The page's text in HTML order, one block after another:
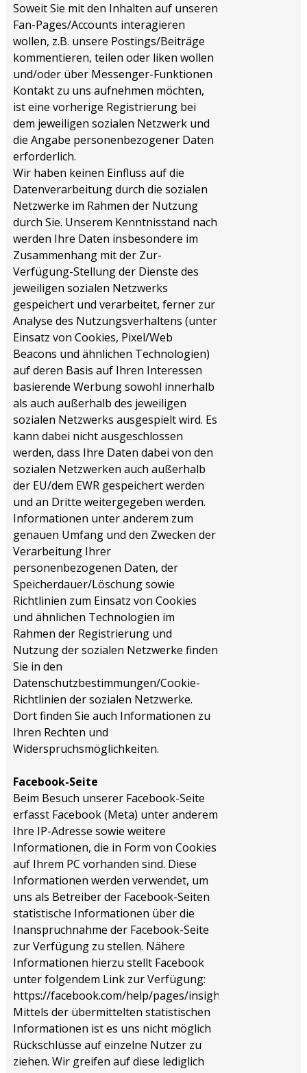
Soweit Sie mit den Inhalten auf unseren
Fan-Pages/Accounts interagieren
wollen, z.B. unsere Postings/Beiträge
kommentieren, teilen oder liken wollen
und/oder über Messenger-Funktionen
Kontakt zu uns aufnehmen möchten,
ist eine vorherige Registrierung bei
dem jeweiligen sozialen Netzwerk und
die Angabe personenbezogener Daten
erforderlich.
Wir haben keinen Einfluss auf die
Datenverarbeitung durch die sozialen
Netzwerke im Rahmen der Nutzung
durch Sie. Unserem Kenntnisstand nach
werden Ihre Daten insbesondere im
Zusammenhang mit der Zur-
Verfügung-Stellung der Dienste des
jeweiligen sozialen Netzwerks
gespeichert und verarbeitet, ferner zur
Analyse des Nutzungsverhaltens (unter
Einsatz von Cookies, Pixel/Web
Beacons und ähnlichen Technologien)
auf deren Basis auf Ihren Interessen
basierende Werbung sowohl innerhalb
als auch außerhalb des jeweiligen
sozialen Netzwerks ausgespielt wird. Es
kann dabei nicht ausgeschlossen
werden, dass Ihre Daten dabei von den
sozialen Netzwerken auch außerhalb
der EU/dem EWR gespeichert werden
und an Dritte weitergegeben werden.
Informationen unter anderem zum
genauen Umfang und den Zwecken der
Verarbeitung Ihrer
personenbezogenen Daten, der
Speicherdauer/Löschung sowie
Richtlinien zum Einsatz von Cookies
und ähnlichen Technologien im
Rahmen der Registrierung und
Nutzung der sozialen Netzwerke finden
Sie in den
Datenschutzbestimmungen/Cookie-
Richtlinien der sozialen Netzwerke.
Dort finden Sie auch Informationen zu
Ihren Rechten und
Widerspruchsmöglichkeiten.
Facebook-Seite
Beim Besuch unserer Facebook-Seite
erfasst Facebook (Meta) unter anderem
Ihre IP-Adresse sowie weitere
Informationen, die in Form von Cookies
auf Ihrem PC vorhanden sind. Diese
Informationen werden verwendet, um
uns als Betreiber der Facebook-Seiten
statistische Informationen über die
Inanspruchnahme der Facebook-Seite
zur Verfügung zu stellen. Nähere
Informationen hierzu stellt Facebook
unter folgendem Link zur Verfügung:
https://facebook.com/help/pages/insights
Mittels der übermittelten statistischen
Informationen ist es uns nicht möglich
Rückschlüsse auf einzelne Nutzer zu
ziehen. Wir greifen auf diese lediglich